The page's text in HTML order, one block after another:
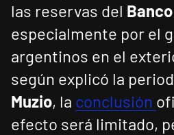
las reservas del
especialmente por el
argentinos en el
según explicó la
Muzio, la conclusión
efecto será limitado,